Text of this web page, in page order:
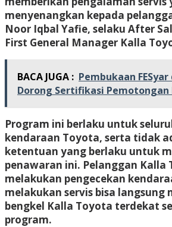
menyenangkan kepada
Noor Iqbal Yafie, selaku After
First General Manager Kalla
BACA JUGA : Pembukaan
Dorong Sertifikasi Pemotongan
Program ini berlaku untuk
kendaraan Toyota, serta tidak
ketentuan yang berlaku untuk
penawaran ini. Pelanggan Kalla
melakukan pengecekan
melakukan servis bisa langsung
bengkel Kalla Toyota terdekat
program.